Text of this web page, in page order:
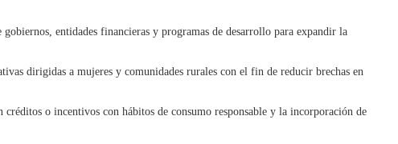
gobiernos, entidades financieras y programas de desarrollo para expandir la
dirigidas a mujeres y comunidades rurales con el fin de reducir brechas en
créditos o incentivos con hábitos de consumo responsable y la incorporación de